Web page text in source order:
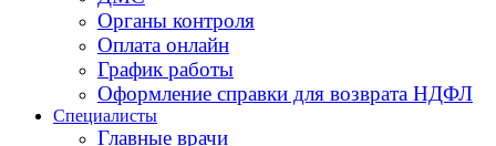
Органы контроля
Оплата онлайн
График работы
Оформление справки для возврата НДФЛ
Специалисты
Главные врачи